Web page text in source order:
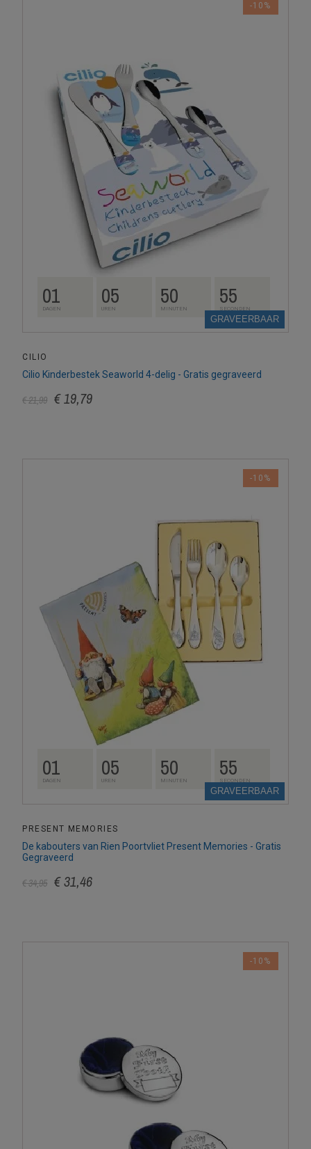
GRAVEERBAAR
01
DAGEN 05
UREN 50
MINUTEN 54
SECONDEN
CILIO
Cilio Kinderbestek Seaworld 4-delig - Gratis gegraveerd
€ 21,99 € 19,79
-10%
GRAVEERBAAR
01
DAGEN 05
UREN 50
MINUTEN 54
SECONDEN
PRESENT MEMORIES
De kabouters van Rien Poortvliet Present Memories - Gratis
Gegraveerd
€ 34,95 € 31,46
-10%
-10%